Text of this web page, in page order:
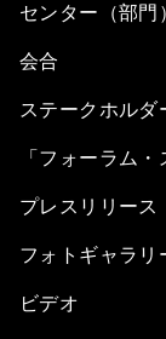
センター（部門）
会合
ステークホルダ
「フォーラム・
プレスリリース
フォトギャラリ
ビデオ